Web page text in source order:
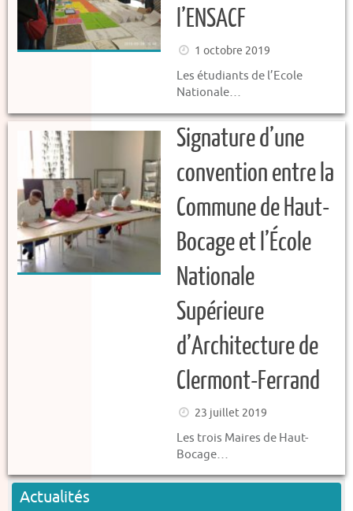
l’ENSACF
1 octobre 2019
Les étudiants de l’Ecole
Nationale…
Signature d’une
convention entre la
Commune de Haut-
Bocage et l’École
Nationale
Supérieure
d’Architecture de
Clermont-Ferrand
23 juillet 2019
Les trois Maires de Haut-
Bocage…
Actualités